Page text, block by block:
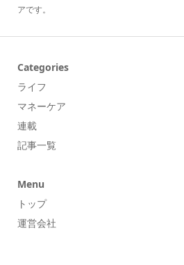
アです。
Categories
ライフ
マネーケア
連載
記事一覧
Menu
トップ
運営会社